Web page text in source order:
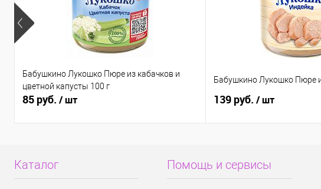
Бабушкино Лукошко Пюре из кабачков и
цветной капусты 100 г
85 руб. / шт
Бабушкино Лукошко Пюре
139 руб. / шт
Каталог Помощь и сервисы